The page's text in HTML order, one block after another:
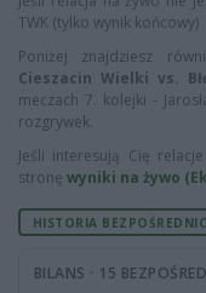
TWK (tylko wynik końcowy)
Poniżej znajdziesz
Cieszacin Wielki vs.
meczach 7. kolejki -
rozgrywek.
Jeśli interesują Cię
stronę wyniki na żywo
HISTORIA
BILANS · 15